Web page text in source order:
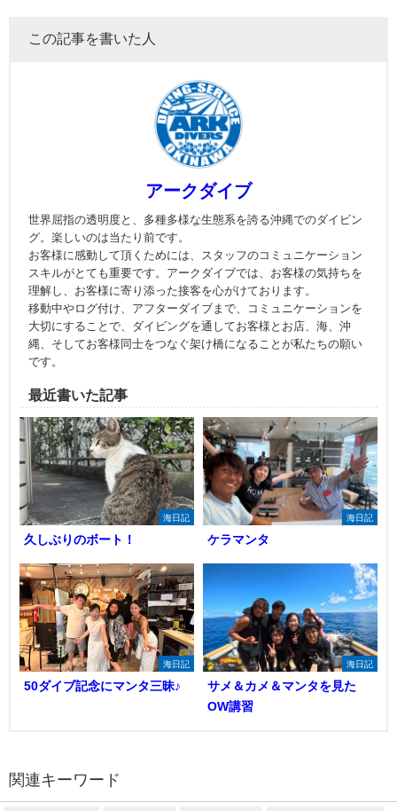
この記事を書いた人
アークダイブ
世界屈指の透明度と、多種多様な生態系を誇る沖縄でのダイビン
グ。楽しいのは当たり前です。
お客様に感動して頂くためには、スタッフのコミュニケーション
スキルがとても重要です。アークダイブでは、お客様の気持ちを
理解し、お客様に寄り添った接客を心がけております。
移動中やログ付け、アフターダイブまで、コミュニケーションを
大切にすることで、ダイビングを通してお客様とお店、海、沖
縄、そしてお客様同士をつなぐ架け橋になることが私たちの願い
です。
最近書いた記事
海日記
久しぶりのボート！
海日記
ケラマンタ
海日記
50ダイブ記念にマンタ三昧♪
海日記
サメ＆カメ＆マンタを見た
OW講習
関連キーワード